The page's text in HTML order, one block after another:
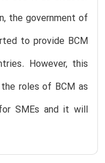
the government of
to provide BCM
However, this
roles of BCM as
SMEs and it will